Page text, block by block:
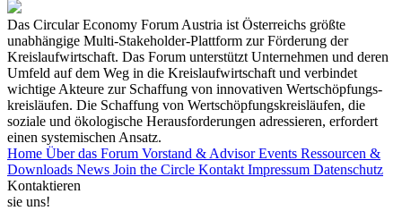
Das Circular Economy Forum Austria ist Österreichs größte
unabhängige Multi-Stakeholder-Plattform zur Förderung der
Kreislaufwirtschaft. Das Forum unterstützt Unternehmen und deren
Umfeld auf dem Weg in die Kreislaufwirtschaft und verbindet
wichtige Akteure zur Schaffung von innovativen Wertschöpfungs-
kreisläufen. Die Schaffung von Wertschöpfungskreisläufen, die
soziale und ökologische Herausforderungen adressieren, erfordert
einen systemischen Ansatz.
Home Über das Forum Vorstand & AdvisorEvents Ressourcen &
Downloads News Join the Circle Kontakt Impressum Datenschutz
Kontaktieren
sie uns!